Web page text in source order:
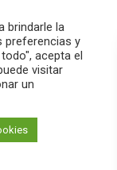
pause PLAY
para
del Padre
brindarle la
preferencias y
acepta el
visitar
un